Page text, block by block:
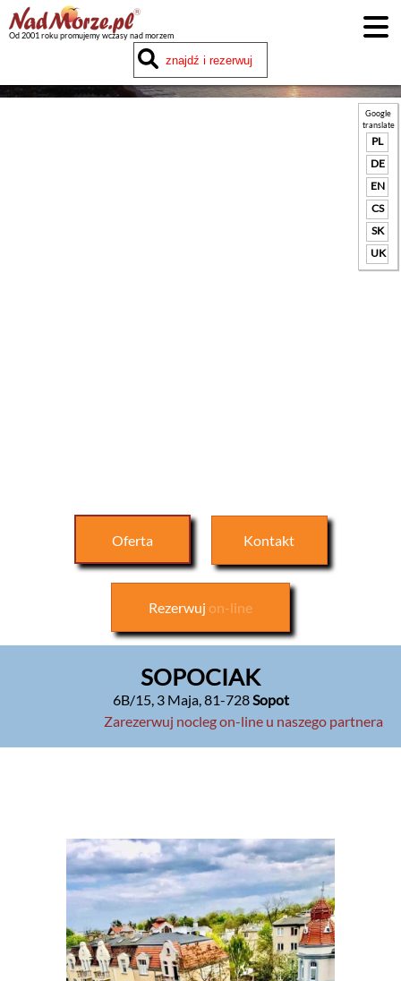
Od 2001 roku promujemy wczasy nad morzem
Google
translate
PL
DE
EN
CS
SK
UK
Oferta Kontakt
Rezerwuj on-line
SOPOCIAK
6B/15, 3 Maja,81-728Sopot
Zarezerwuj nocleg on-line u naszego partnera